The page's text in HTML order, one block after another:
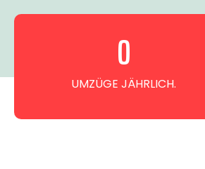
UMZÜGE JÄHRLICH.
0